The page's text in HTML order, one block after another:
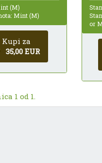
(M)
Mint (M)
Kupi za
35,00 EUR
or
1 od 1.